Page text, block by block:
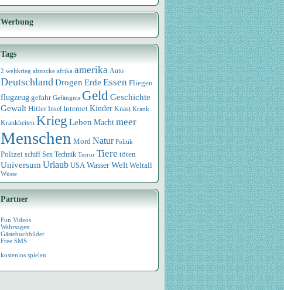
Werbung
Tags
2 weltkrieg abzocke afrika amerika Auto
DeutschlandDrogen Erde Essen Fliegen
flugzeug gefahr Gefängnis GeldGeschichte
Gewalt Hitler Insel Internet Kinder Knast Krank
Krankheiten Krieg Leben Macht meer
Menschen Mord Natur Politik
Polizei schiff Sex Technik Terror Tiere töten
Universum Urlaub USA WasserWelt Weltall
Wüste
Partner
Fun Videos
Wahrsagen
Gästebuchbilder
Free SMS
kostenlos spielen